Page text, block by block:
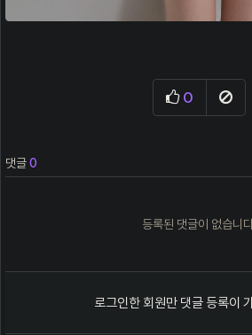
0
추천
신고
댓글0
등록된 댓글이 없습니
로그인한 회원만 댓글 등록이